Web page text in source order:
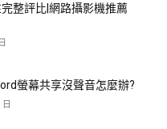
整評比|網路攝影機推薦
螢幕共享沒聲音怎麼辦?